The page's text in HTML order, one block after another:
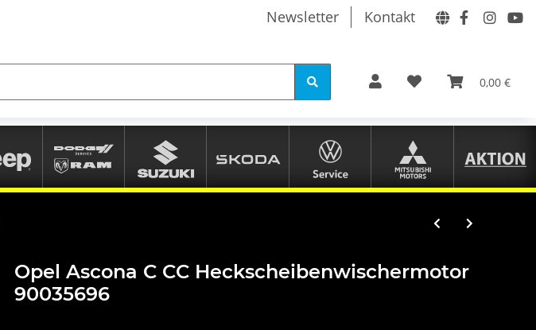
Newsletter Kontakt
0,00 €
Opel Ascona C CC Heckscheibenwischermotor
90035696